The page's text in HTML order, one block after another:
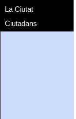
La Ciutat
Ciutadans